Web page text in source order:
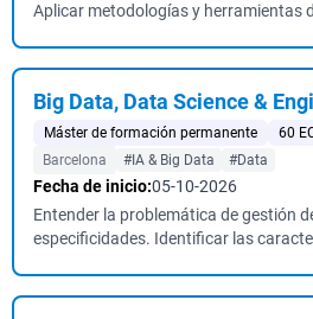
Aplicar metodologías y herramientas
Big Data, Data Science &
Máster de formación permanente 60
Barcelona
#IA & Big Data #Data
Fecha de inicio:05-10-2026
Entender la problemática de gestión
especificidades. Identificar las